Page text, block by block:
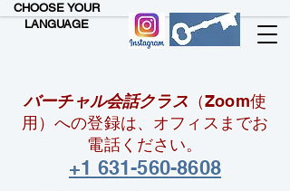
CHOOSE YOUR
LANGUAGE
バーチャル会話クラス （Zoom使
用）への登録は、オフィスまでお
電話ください。
+1 631-560-8608